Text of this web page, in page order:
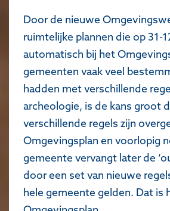
Door de nieuwe
ruimtelijke plannen die op 31-
automatisch bij het
gemeenten vaak veel
hadden met verschillende
archeologie, is de kans groot
verschillende regels zijn
Omgevingsplan en voorlopig
gemeente vervangt later de
door een set van nieuwe
hele gemeente gelden. Dat is